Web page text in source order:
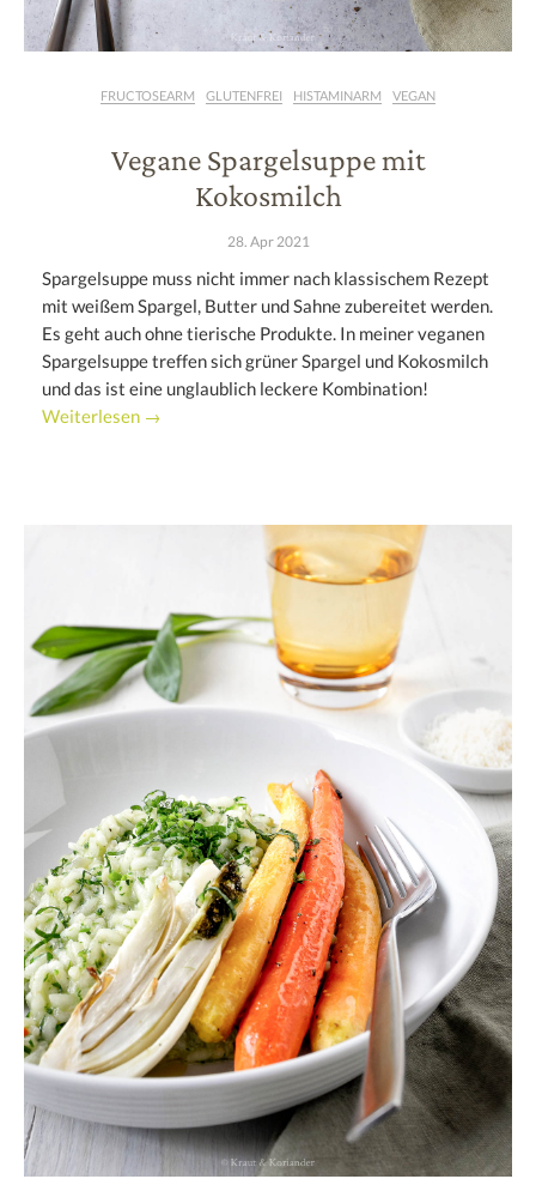
FRUCTOSEARM GLUTENFREI HISTAMINARM VEGAN
Vegane Spargelsuppe mit
Kokosmilch
28. Apr 2021
Spargelsuppe muss nicht immer nach klassischem Rezept
mit weißem Spargel, Butter und Sahne zubereitet werden.
Es geht auch ohne tierische Produkte. In meiner veganen
Spargelsuppe treffen sich grüner Spargel und Kokosmilch
und das ist eine unglaublich leckere Kombination!
Weiterlesen →